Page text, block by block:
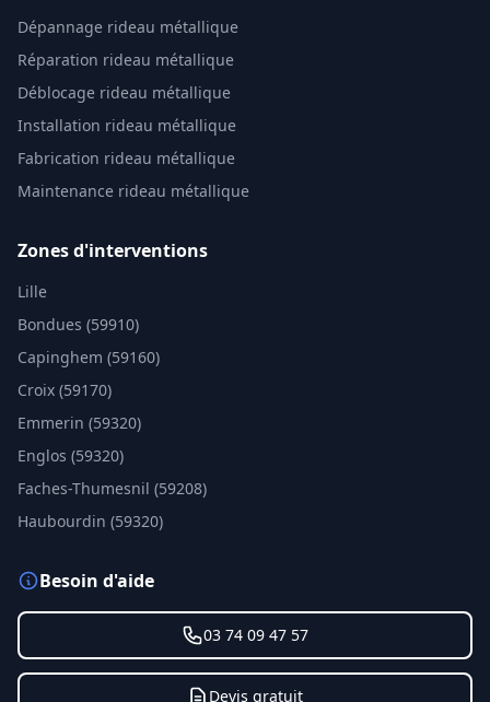
Dépannage rideau métallique
Réparation rideau métallique
Déblocage rideau métallique
Installation rideau métallique
Fabrication rideau métallique
Maintenance rideau métallique
Zones d'interventions
Lille
Bondues (59910)
Capinghem (59160)
Croix (59170)
Emmerin (59320)
Englos (59320)
Faches-Thumesnil (59208)
Haubourdin (59320)
Besoin d'aide
03 74 09 47 57
Devis gratuit